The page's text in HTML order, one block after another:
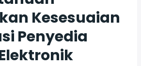
Kesesuaian
Penyedia